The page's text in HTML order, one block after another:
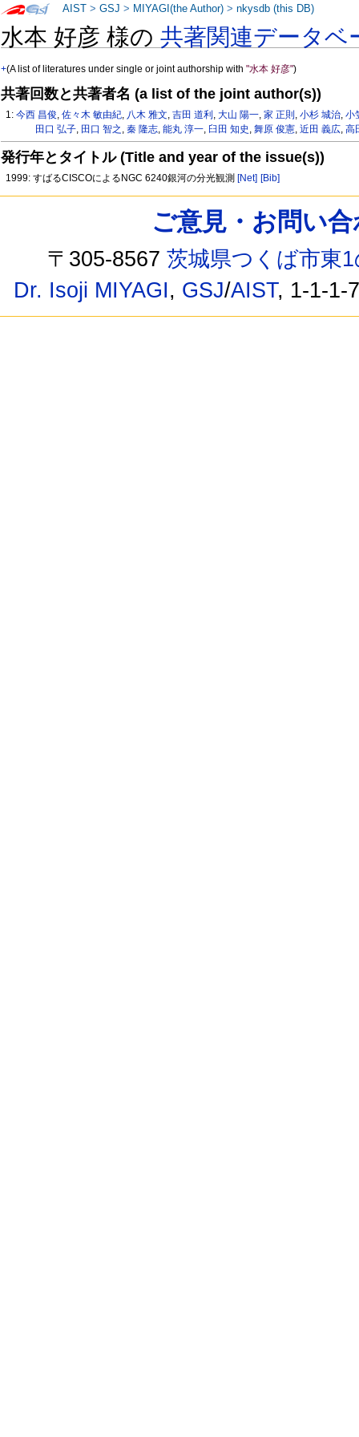
水本 好彦 様の共著関連データベ
+(A list of literatures under single or joint authorship with"水本 好彦")
共著回数と共著者名 (a list of the joint author(s))
1:今西 昌俊,佐々木 敏由紀, 八木 雅文,吉田 道利 ,大山 陽一,家 正則 ,小杉 城治,小
田口 弘子, 田口 智之 , 秦 隆志, 能丸 淳一, 臼田 知史 , 舞原 俊憲, 近田 義広, 高
発行年とタイトル (Title and year of the issue(s))
1999: すばるCISCOによるNGC 6240銀河の分光観測 [Net] [Bib]
AIST >GSJ > MIYAGI(the Author) >nkysdb (this DB)
ご意見・お問い
〒305-8567茨城県つくば市東
Dr. Isoji MIYAGI, GSJ/AIST, 1-1-1-